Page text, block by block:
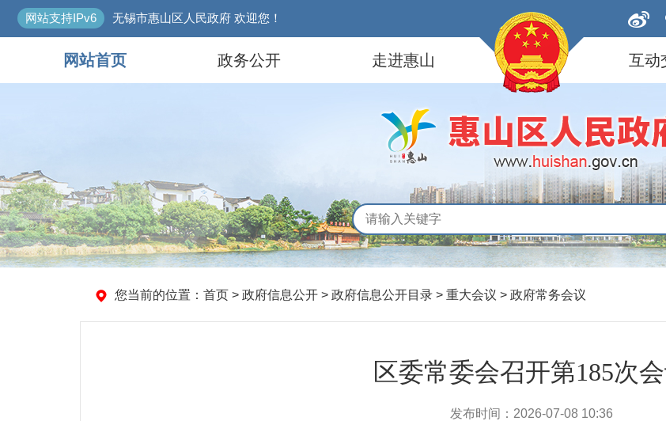
网站支持IPv6 无锡市惠山区人民政府 欢迎您！
网站首页 政务公开 走进惠山 互动
您当前的位置： 首页 > 政府信息公开 > 政府信息公开目录 > 重大会议 > 政府常务会议
区委常委会召开第185次
发布时间：2026-07-08 10:36